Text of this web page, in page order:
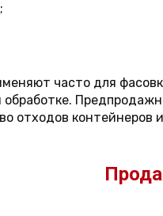
часто для
отходов